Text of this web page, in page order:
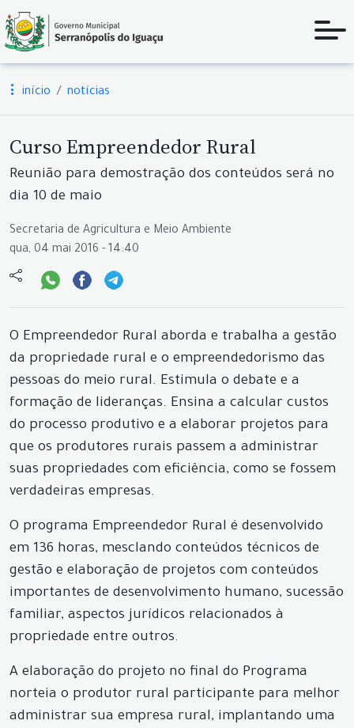
início notícias
Curso Empreendedor Rural
Reunião para demostração dos conteúdos será no
dia 10 de maio
Secretaria de Agricultura e Meio Ambiente
qua, 04 mai 2016 - 14:40
O Empreendedor Rural aborda e trabalha a gestão
da propriedade rural e o empreendedorismo das
pessoas do meio rural. Estimula o debate e a
formação de lideranças. Ensina a calcular custos
do processo produtivo e a elaborar projetos para
que os produtores rurais passem a administrar
suas propriedades com eficiência, como se fossem
verdadeiras empresas.
O programa Empreendedor Rural é desenvolvido
em 136 horas, mesclando conteúdos técnicos de
gestão e elaboração de projetos com conteúdos
importantes de desenvolvimento humano, sucessão
familiar, aspectos jurídicos relacionados à
propriedade entre outros.
A elaboração do projeto no final do Programa
norteia o produtor rural participante para melhor
administrar sua empresa rural, implantando uma